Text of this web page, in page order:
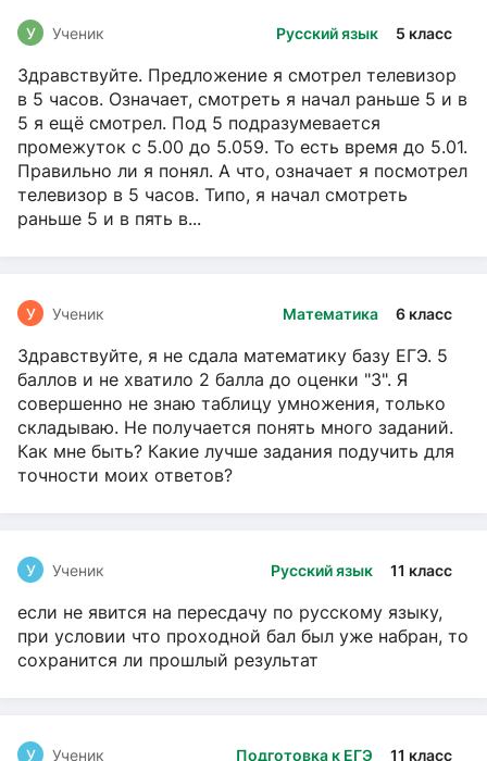
Русский язык 5 класс
У Ученик
Здравствуйте. Предложение я смотрел телевизор
в 5 часов. Означает, смотреть я начал раньше 5 и в
5 я ещё смотрел. Под 5 подразумевается
промежуток с 5.00 до 5.059. То есть время до 5.01.
Правильно ли я понял. А что, означает я посмотрел
телевизор в 5 часов. Типо, я начал смотреть
раньше 5 и в пять в...
Математика 6 класс
У Ученик
Здравствуйте, я не сдала математику базу ЕГЭ. 5
баллов и не хватило 2 балла до оценки "3". Я
совершенно не знаю таблицу умножения, только
складываю. Не получается понять много заданий.
Как мне быть? Какие лучше задания подучить для
точности моих ответов?
Русский язык 11 класс
У Ученик
если не явится на пересдачу по русскому языку,
при условии что проходной бал был уже набран, то
сохранится ли прошлый результат
Подготовка к ЕГЭ 11 класс
У Ученик